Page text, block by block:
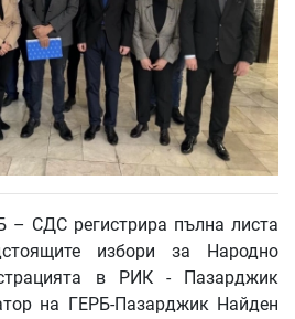
– СДС регистрира пълна листа
избори за Народно
в РИК - Пазарджик
на ГЕРБ-Пазарджик Найден